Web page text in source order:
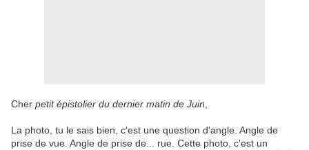
Cher petit épistolier du dernier matin de Juin
La photo, tu le sais bien, c'est une question d'angle. Angle de
prise de vue. Angle de prise de... rue. Cette photo, c'est un